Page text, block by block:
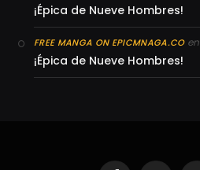
¡Épica de Nueve Hombres!
FREE MANGA ON EPICMNAGA.COen
¡Épica de Nueve Hombres!